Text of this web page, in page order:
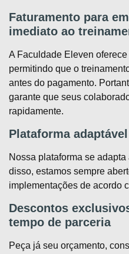
Faturamento para
imediato ao
A Faculdade Eleven
permitindo que o
antes do pagamento.
garante que seus
rapidamente.
Plataforma adaptável
Nossa plataforma se
disso, estamos sempre
implementações de acordo
Descontos
tempo de parceria
Peça já seu orçamento,